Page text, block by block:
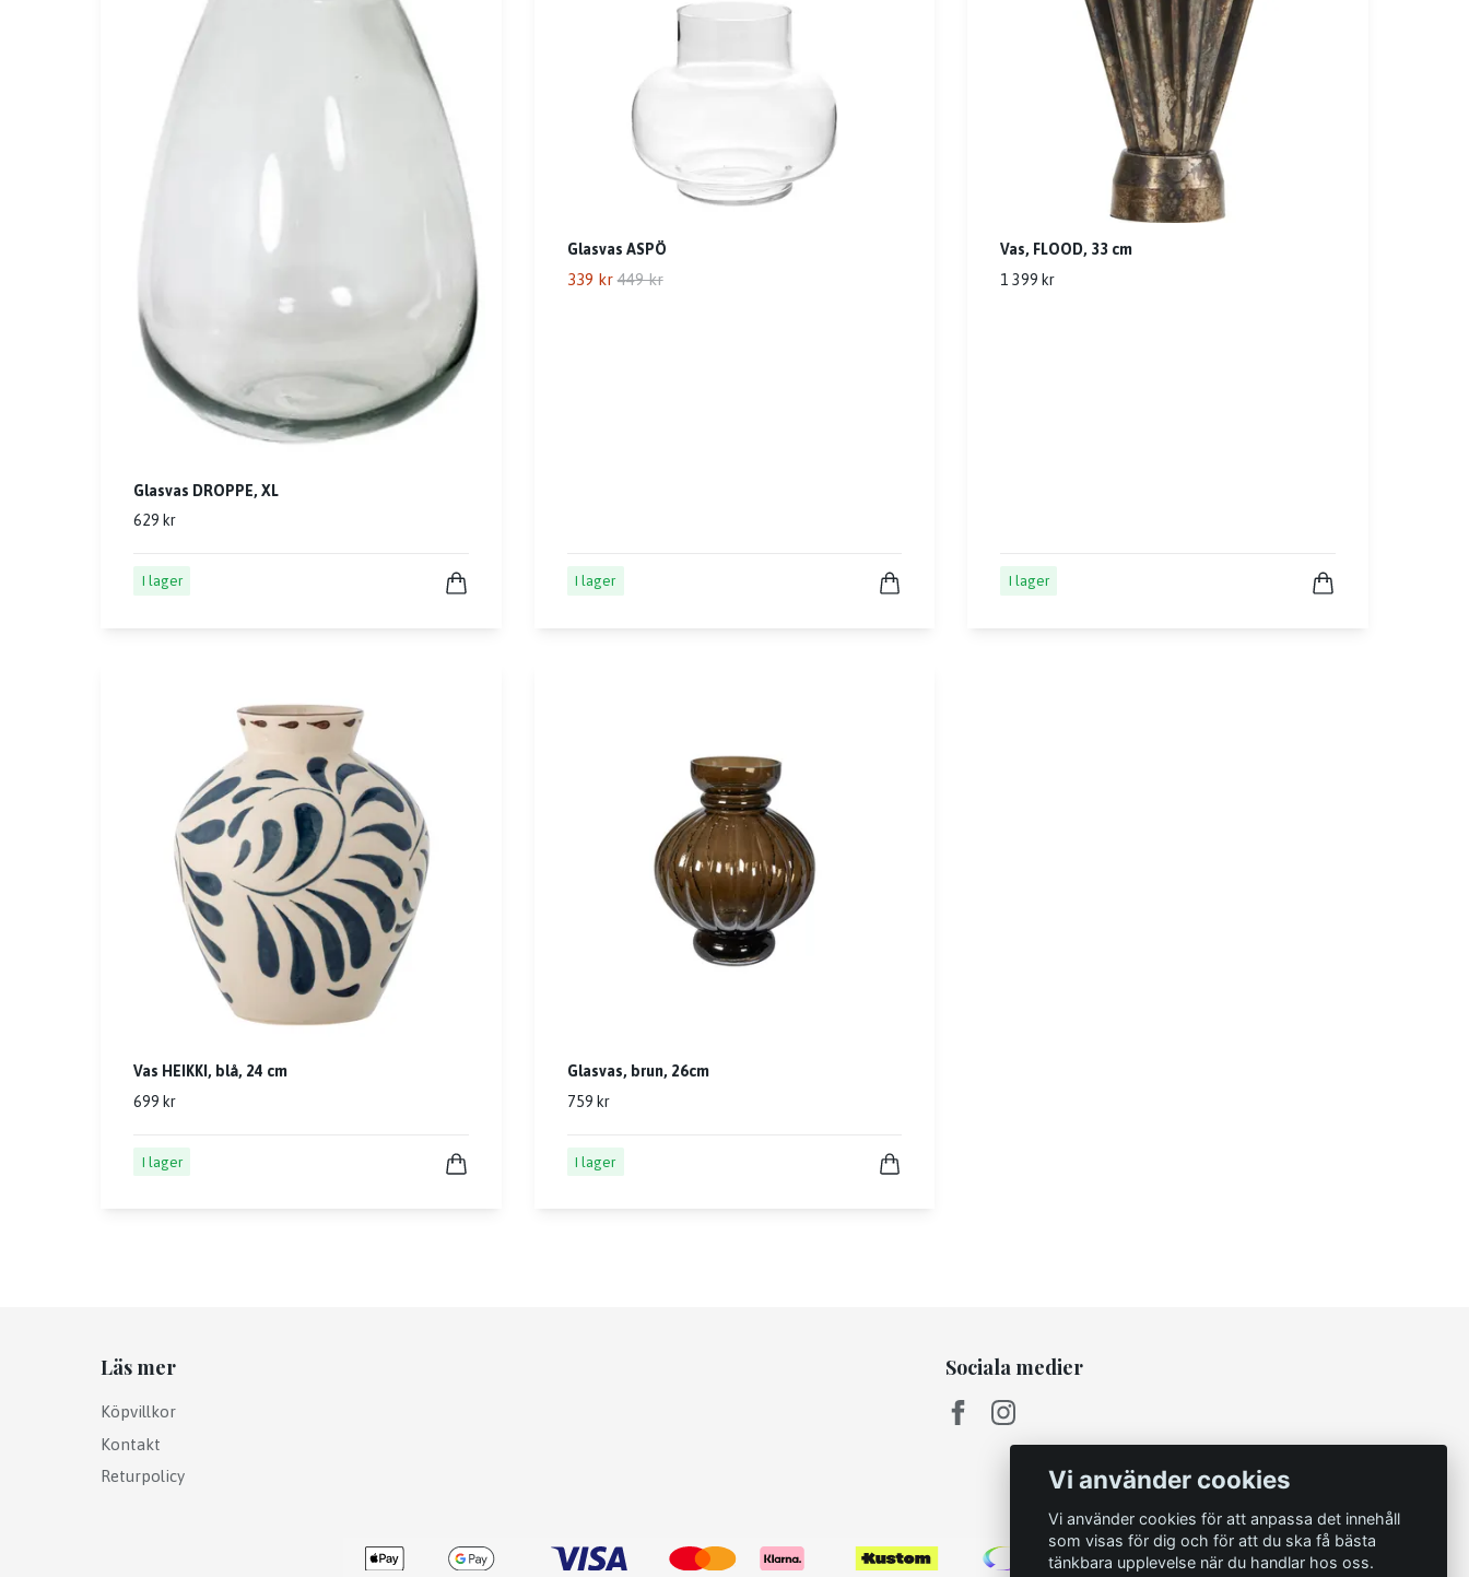
Glasvas DROPPE, XL
629 kr
I lager
Glasvas ASPÖ
339 kr 449 kr
I lager
Vas, FLOOD, 33 cm
1 399 kr
I lager
Vas HEIKKI, blå, 24 cm
699 kr
I lager
Glasvas, brun, 26cm
759 kr
I lager
Läs mer
Köpvillkor
Kontakt
Returpolicy
Sociala medier
Vi använder cookies
Vi använder cookies för att anpassa det innehåll
som visas för dig och för att du ska få bästa
tänkbara upplevelse när du handlar hos oss.